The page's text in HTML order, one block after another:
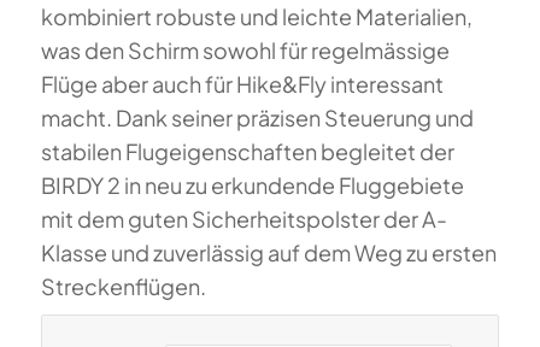
kombiniert robuste und leichte Materialien,
was den Schirm sowohl für regelmässige
Flüge aber auch für Hike&Fly interessant
macht. Dank seiner präzisen Steuerung und
stabilen Flugeigenschaften begleitet der
BIRDY 2 in neu zu erkundende Fluggebiete
mit dem guten Sicherheitspolster der A-
Klasse und zuverlässig auf dem Weg zu ersten
Streckenflügen.